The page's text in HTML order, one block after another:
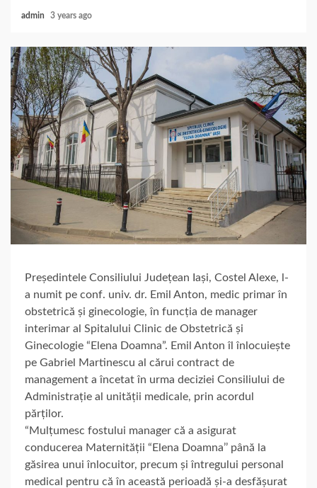
admin 3 years ago
Președintele Consiliului Județean Iași, Costel Alexe, l-
a numit pe conf. univ. dr. Emil Anton, medic primar în
obstetrică și ginecologie, în funcția de manager
interimar al Spitalului Clinic de Obstetrică și
Ginecologie “Elena Doamna”. Emil Anton îl înlocuiește
pe Gabriel Martinescu al cărui contract de
management a încetat în urma deciziei Consiliului de
Administrație al unității medicale, prin acordul
părților.
“Mulțumesc fostului manager că a asigurat
conducerea Maternității “Elena Doamna’’ până la
găsirea unui înlocuitor, precum și întregului personal
medical pentru că în această perioadă și-a desfășurat